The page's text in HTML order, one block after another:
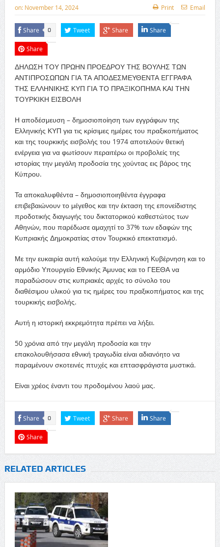
on: November 14, 2024 Print Email
Share 0 Tweet Share Share
Share
ΔΗΛΩΣΗ ΤΟΥ ΠΡΩΗΝ ΠΡΟΕΔΡΟΥ ΤΗΣ ΒΟΥΛΗΣ ΤΩΝ
ΑΝΤΙΠΡΟΣΩΠΩΝ ΓΙΑ ΤΑ ΑΠΟΔΕΣΜΕΥΘΕΝΤΑ ΕΓΓΡΑΦΑ
ΤΗΣ ΕΛΛΗΝΙΚΗΣ ΚΥΠ ΓΙΑ ΤΟ ΠΡΑΞΙΚΟΠΗΜΑ ΚΑΙ ΤΗΝ
ΤΟΥΡΚΙΚΗ ΕΙΣΒΟΛΗ
Η αποδέσμευση – δημοσιοποίηση των εγγράφων της
Ελληνικής ΚΥΠ για τις κρίσιμες ημέρες του πραξικοπήματος
και της τουρκικής εισβολής του 1974 αποτελούν θετική
ενέργεια για να φωτίσουν περαιτέρω οι προβολείς της
ιστορίας την μεγάλη προδοσία της χούντας εις βάρος της
Κύπρου.
Τα αποκαλυφθέντα – δημοσιοποιηθέντα έγγραφα
επιβεβαιώνουν το μέγεθος και την έκταση της επονείδιστης
προδοτικής διαγωγής του δικτατορικού καθεστώτος των
Αθηνών, που παρέδωσε αμαχητί το 37% των εδαφών της
Κυπριακής Δημοκρατίας στον Τουρκικό επεκτατισμό.
Με την ευκαιρία αυτή καλούμε την Ελληνική Κυβέρνηση και το
αρμόδιο Υπουργείο Εθνικής Άμυνας και το ΓΕΕΘΑ να
παραδώσουν στις κυπριακές αρχές το σύνολο του
διαθέσιμου υλικού για τις ημέρες του πραξικοπήματος και της
τουρκικής εισβολής.
Αυτή η ιστορική εκκρεμότητα πρέπει να λήξει.
50 χρόνια από την μεγάλη προδοσία και την
επακολουθήσασα εθνική τραγωδία είναι αδιανόητο να
παραμένουν σκοτεινές πτυχές και επτασφράγιστα μυστικά.
Είναι χρέος έναντι του προδομένου λαού μας.
Share 0 Tweet Share Share
Share
RELATED ARTICLES